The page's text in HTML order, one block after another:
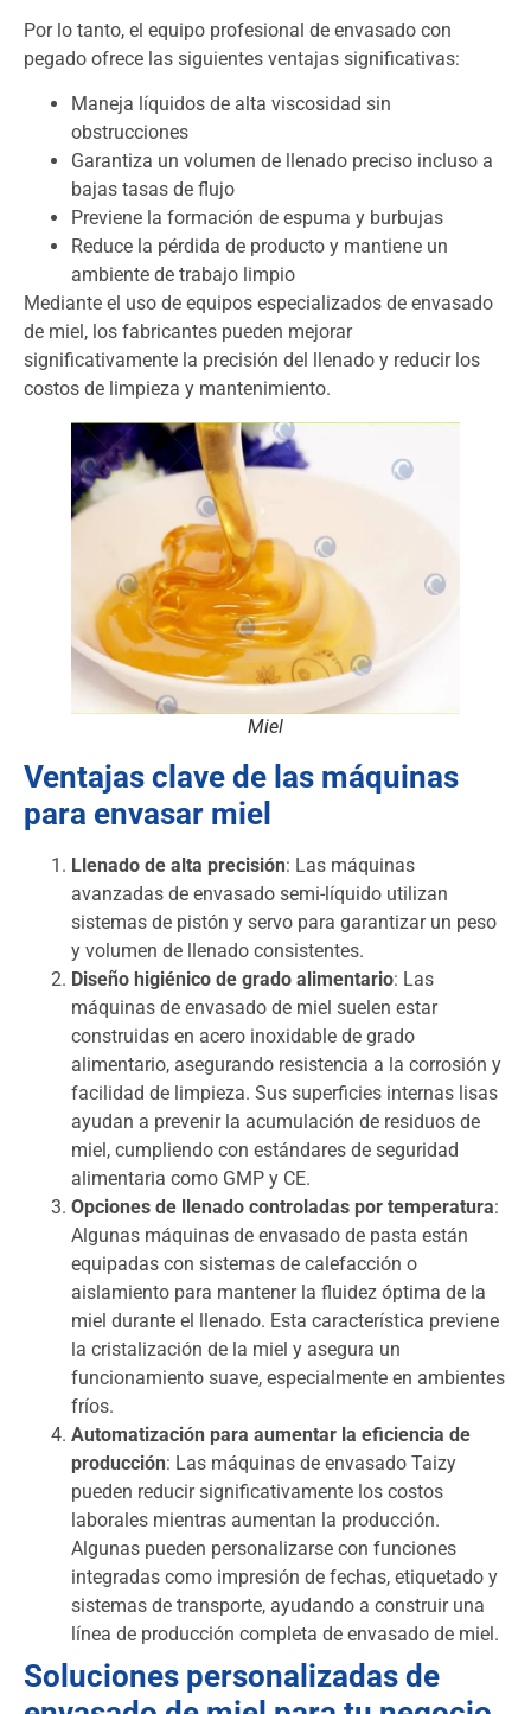
Por lo tanto, el equipo profesional de envasado con
pegado ofrece las siguientes ventajas significativas:
Maneja líquidos de alta viscosidad sin
obstrucciones
Garantiza un volumen de llenado preciso incluso a
bajas tasas de flujo
Previene la formación de espuma y burbujas
Reduce la pérdida de producto y mantiene un
ambiente de trabajo limpio
Mediante el uso de equipos especializados de envasado
de miel, los fabricantes pueden mejorar
significativamente la precisión del llenado y reducir los
costos de limpieza y mantenimiento.
Miel
Ventajas clave de las máquinas
para envasar miel
Llenado de alta precisión: Las máquinas
avanzadas de envasado semi-líquido utilizan
sistemas de pistón y servo para garantizar un peso
y volumen de llenado consistentes.
Diseño higiénico de grado alimentario: Las
máquinas de envasado de miel suelen estar
construidas en acero inoxidable de grado
alimentario, asegurando resistencia a la corrosión y
facilidad de limpieza. Sus superficies internas lisas
ayudan a prevenir la acumulación de residuos de
miel, cumpliendo con estándares de seguridad
alimentaria como GMP y CE.
Opciones de llenado controladas por temperatura:
Algunas máquinas de envasado de pasta están
equipadas con sistemas de calefacción o
aislamiento para mantener la fluidez óptima de la
miel durante el llenado. Esta característica previene
la cristalización de la miel y asegura un
funcionamiento suave, especialmente en ambientes
fríos.
Automatización para aumentar la eficiencia de
producción: Las máquinas de envasado Taizy
pueden reducir significativamente los costos
laborales mientras aumentan la producción.
Algunas pueden personalizarse con funciones
integradas como impresión de fechas, etiquetado y
sistemas de transporte, ayudando a construir una
línea de producción completa de envasado de miel.
Soluciones personalizadas de